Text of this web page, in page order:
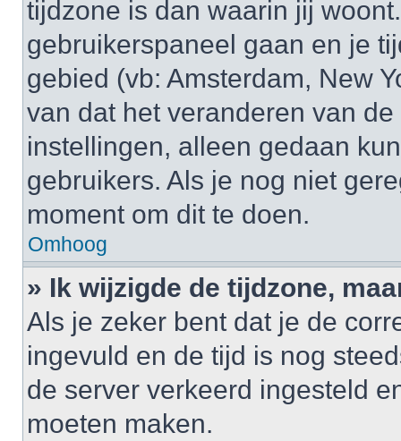
tijdzone is dan waarin jij
gebruikerspaneel gaan en je
gebied (vb: Amsterdam, New
van dat het veranderen van
instellingen, alleen gedaan
gebruikers. Als je nog niet
moment om dit te doen.
Omhoog
» Ik wijzigde de tijdzone,
Als je zeker bent dat je de
ingevuld en de tijd is nog
de server verkeerd ingesteld
moeten maken.